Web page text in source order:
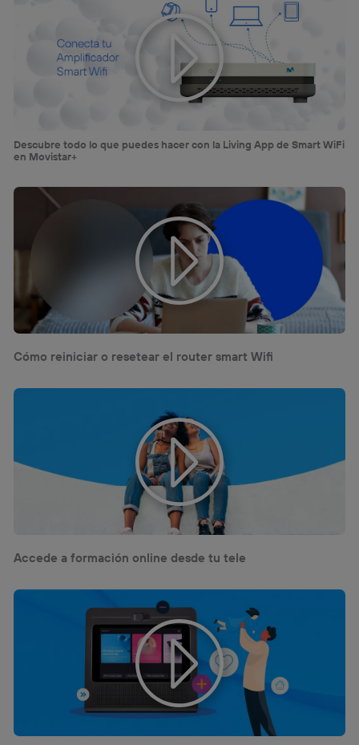
Descubre todo lo que puedes hacer con la Living App de Smart WiFi
en Movistar+
Cómo reiniciar o resetear el router smart Wifi
Accede a formación online desde tu tele